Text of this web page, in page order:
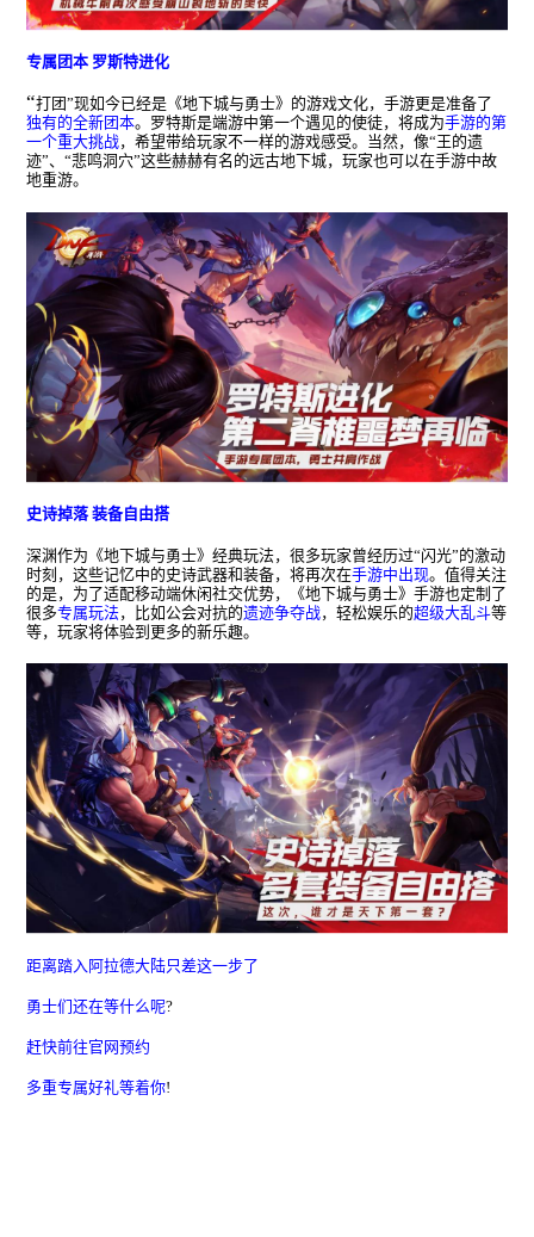
专属团本 罗斯特进化
“打团”现如今已经是《地下城与勇士》的游戏文化，手游更是准备了
独有的全新团本。罗特斯是端游中第一个遇见的使徒，将成为手游的第
一个重大挑战，希望带给玩家不一样的游戏感受。当然，像“王的遗
迹”、“悲鸣洞穴”这些赫赫有名的远古地下城，玩家也可以在手游中故
地重游。
史诗掉落 装备自由搭
深渊作为《地下城与勇士》经典玩法，很多玩家曾经历过“闪光”的激动
时刻，这些记忆中的史诗武器和装备，将再次在手游中出现。值得关注
的是，为了适配移动端休闲社交优势，《地下城与勇士》手游也定制了
很多专属玩法，比如公会对抗的遗迹争夺战，轻松娱乐的超级大乱斗等
等，玩家将体验到更多的新乐趣。
距离踏入阿拉德大陆只差这一步了
勇士们还在等什么呢?
赶快前往官网预约
多重专属好礼等着你!